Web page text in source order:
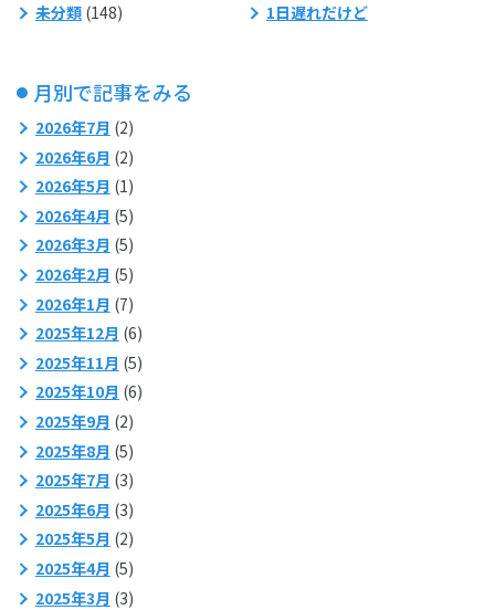
未分類(148)
1日遅れだけど
月別で記事をみる
2026年7月 (2)
2026年6月 (2)
2026年5月 (1)
2026年4月 (5)
2026年3月 (5)
2026年2月 (5)
2026年1月 (7)
2025年12月 (6)
2025年11月 (5)
2025年10月 (6)
2025年9月 (2)
2025年8月 (5)
2025年7月 (3)
2025年6月 (3)
2025年5月 (2)
2025年4月 (5)
2025年3月 (3)